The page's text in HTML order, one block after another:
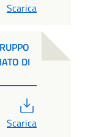
Scarica
DI
Scarica